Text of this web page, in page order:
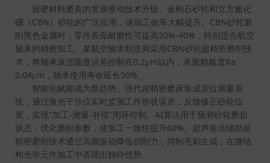
超硬材料磨具的发展推动技术升级。金刚石砂轮和立方氮化
硼（ CBN ）砂轮的广泛应用，使加工效率大幅提升。 CBN砂轮磨
削黑色金属时，零件表面耐磨性可提高20%-40% ，特别适合航空
轴承的精密加工。某航空轴承制造商采用 CBN砂轮超精密磨削技
术，将轴承滚道圆度误差控制在0.2μ m 以内，表面粗糙度Ra
0.04μ m ，轴承使用寿命延长50%
智能化赋能成为新趋势。现代超精密磨床集成原位测量系
统，通过激光干涉仪实时监测工件形状误差，反馈修正砂轮位
置，实现"加工-测量-补偿"闭环控制。 AI算法用于预测砂轮磨损
状态，优化磨削参数，使加工一致性提升60% 。超声振动辅助超
精密磨削技术通过高频振动降低切削力，抑制毛刺生成，在微结
构光学元件加工中表现出独特优势。